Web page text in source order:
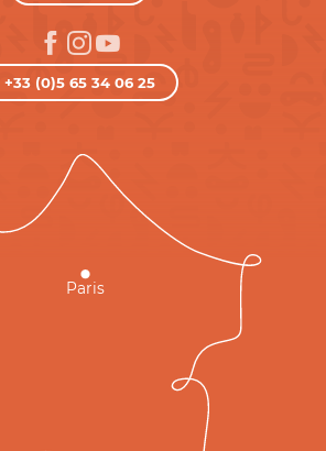
+33 (0)5 65 34 06 25
Paris